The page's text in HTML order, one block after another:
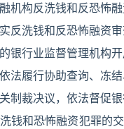
机构反洗钱和反恐怖
反洗钱和反恐怖融资审
银行业监督管理机构
法履行协助查询、冻结
制裁决议，依法督促
钱和恐怖融资犯罪